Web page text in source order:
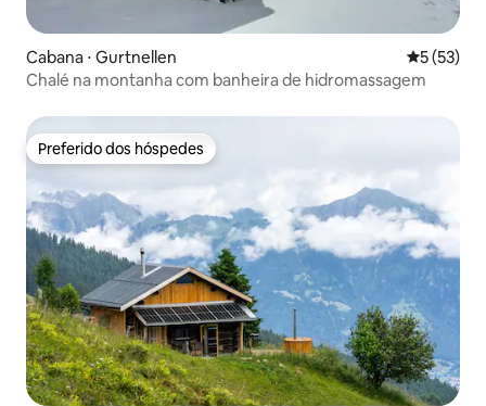
Cabana ⋅ Gurtnellen 5 de uma
5 (53)
Chalé na montanha com banheira de hidromassagem
Preferido dos hóspedes
Preferido dos hóspedes